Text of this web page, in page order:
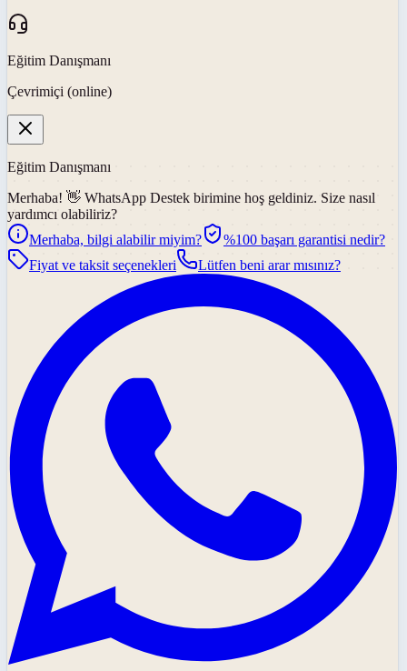
Eğitim Danışmanı
Çevrimiçi (online)
Eğitim Danışmanı
Merhaba! 👋 WhatsApp Destek birimine hoş geldiniz. Size nasıl
yardımcı olabiliriz?
Merhaba, bilgi alabilir miyim?
%100 başarı garantisi nedir?
Fiyat ve taksit seçenekleri
Lütfen beni arar mısınız?